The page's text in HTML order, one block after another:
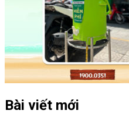
Bài viết mới